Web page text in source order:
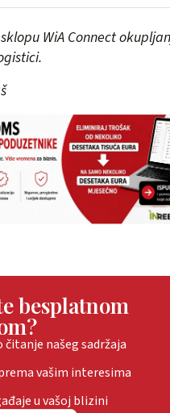
WiA Connect
besplatnom
našeg sadržaja
vašim interesima
u vašoj blizini